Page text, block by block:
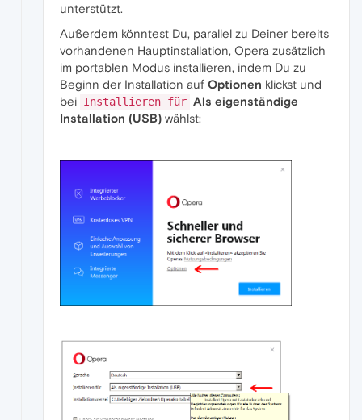
unterstützt.
Außerdem könntest Du, parallel zu Deiner bereits
vorhandenen Hauptinstallation, Opera zusätzlich
im portablen Modus installieren, indem Du zu
Beginn der Installation auf Optionen klickst und
bei Installieren für Als eigenständige
Installation (USB) wählst: